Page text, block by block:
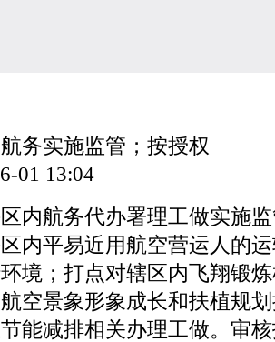
务实施监管；按授权
01 13:04
航务代办署理工做实施监
内平易近用航空营运人的
境；打点对辖区内飞翔锻
空景象形象成长和扶植规
能减排相关办理工做。审